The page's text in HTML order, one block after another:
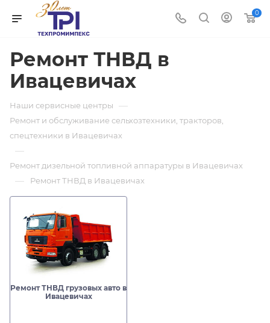
0
Ремонт ТНВД в
Ивацевичах
Наши сервисные центры —
Ремонт и обслуживание сельхозтехники, тракторов,
спецтехники в Ивацевичах
—
Ремонт дизельной топливной аппаратуры в Ивацевичах
— Ремонт ТНВД в Ивацевичах
Ремонт ТНВД грузовых авто в
Ивацевичах